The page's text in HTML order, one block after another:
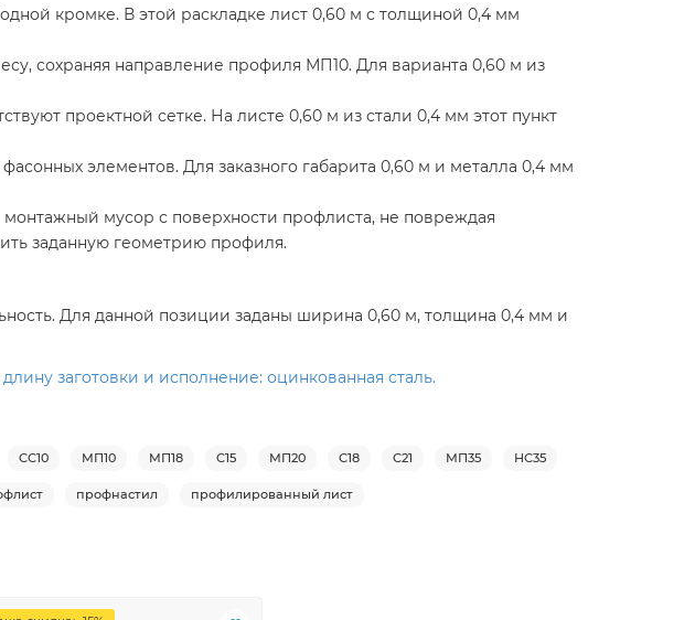
кромке. В этой раскладке лист 0,60 м с толщиной 0,4 мм
сохраняя направление профиля МП10. Для варианта 0,60 м из
проектной сетке. На листе 0,60 м из стали 0,4 мм этот пункт
элементов. Для заказного габарита 0,60 м и металла 0,4 мм
мусор с поверхности профлиста, не повреждая
заданную геометрию профиля.
Для данной позиции заданы ширина 0,60 м, толщина 0,4 мм и
заготовки и исполнение: оцинкованная сталь.
СС10 МП10 МП18 С15 МП20 С18 С21 МП35 НС35
профнастил профилированный лист